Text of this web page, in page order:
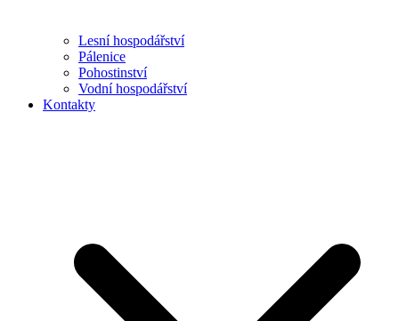
Lesní hospodářství
Pálenice
Pohostinství
Vodní hospodářství
Kontakty